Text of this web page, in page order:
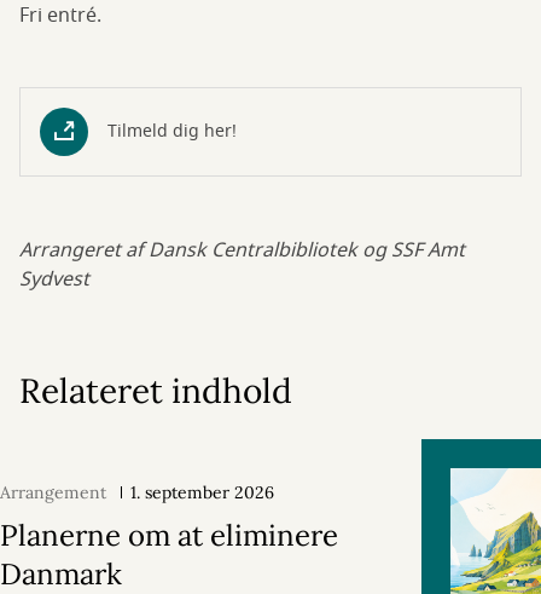
Fri entré.
Tilmeld dig her!
Arrangeret af Dansk Centralbibliotek og SSF Amt
Sydvest
Relateret indhold
Arrangement 1. september 2026
Planerne om at eliminere
Danmark